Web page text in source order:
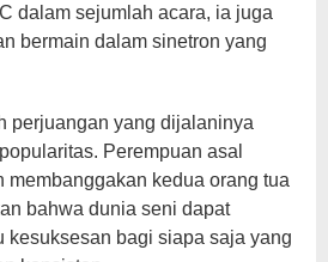
dalam sejumlah acara, ia juga
bermain dalam sinetron yang
perjuangan yang dijalaninya
Perempuan asal
membanggakan kedua orang tua
bahwa dunia seni dapat
kesuksesan bagi siapa saja yang